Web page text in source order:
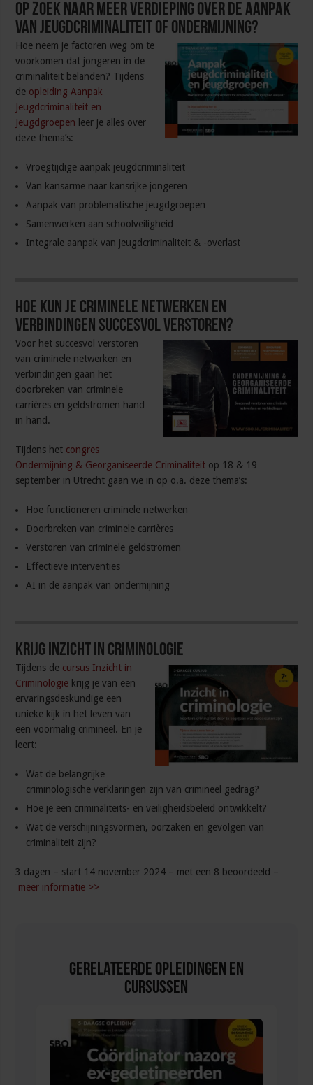
Op zoek naar meer verdieping over de aanpak
van jeugdcriminaliteit of ondermijning?
Hoe neem je factoren weg om te
voorkomen dat jongeren in de
criminaliteit belanden? Tijdens
de opleiding Aanpak
Jeugdcriminaliteit en
Jeugdgroepen leer je alles over
deze thema’s:
Vroegtijdige aanpak jeugdcriminaliteit
Van kansarme naar kansrijke jongeren
Aanpak van problematische jeugdgroepen
Samenwerken aan schoolveiligheid
Integrale aanpak van jeugdcriminaliteit & -overlast
Hoe kun je criminele netwerken en
verbindingen succesvol verstoren?
Voor het succesvol verstoren
van criminele netwerken en
verbindingen gaan het
doorbreken van criminele
carrières en geldstromen hand
in hand.
Tijdens het congres
Ondermijning & Georganiseerde Criminaliteit op 18 & 19
september in Utrecht gaan we in op o.a. deze thema’s:
Hoe functioneren criminele netwerken
Doorbreken van criminele carrières
Verstoren van criminele geldstromen
Effectieve interventies
AI in de aanpak van ondermijning
Krijg inzicht in criminologie
Tijdens de cursus Inzicht in
Criminologie krijg je van een
ervaringsdeskundige een
unieke kijk in het leven van
een voormalig crimineel. En je
leert:
Wat de belangrijke
criminologische verklaringen zijn van crimineel gedrag?
Hoe je een criminaliteits- en veiligheidsbeleid ontwikkelt?
Wat de verschijningsvormen, oorzaken en gevolgen van
criminaliteit zijn?
3 dagen – start 14 november 2024 – met een 8 beoordeeld –
meer informatie >>
Gerelateerde Opleidingen en
Cursussen